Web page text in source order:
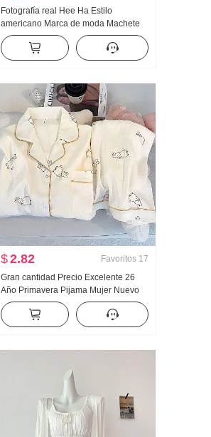
Fotografía real Hee Ha Estilo
americano Marca de moda Machete
Vaqueros Holgado Kuo Pierna Casual
Pantalones
$2.82 Favoritos 17
Gran cantidad Precio Excelente 26
Año Primavera Pijama Mujer Nuevo
Nubes Algodón Manga Larga
Pequeño cuello vuelto Ropa de casa
Conjunto Transmisión en vivo Alto